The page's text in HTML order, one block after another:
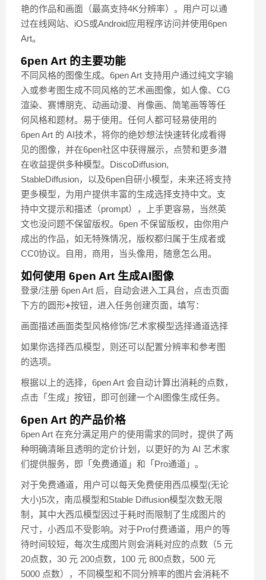
艳的作品和画面（最高支持4K分辨率）。用户可以通
过在线网站、iOS或Android应用程序访问并使用6pen
Art。
6pen Art 的主要功能
不同风格的图像生成。6pen Art 支持用户通过纯文字输
入或参考图生成不同风格的艺术画图像，如人像、CG
渲染、赛博朋克、动画动漫、肖像画、简笔画等等任
何风格和题材。易于使用。任何人都可轻易使用的
6pen Art 的 AI技术，将你的绝妙想法快速转化成看得
见的图像，并在6pen社区中获得展示，点赞和更多潜
在收益提供多种模型。DiscoDiffusion,
StableDiffusion，以及6pen自研小模型，未来还将支持
更多模型，为用户提供丰富的生成选择支持中文。支
持中文提示和描述（prompt），上手更容易，当然英
文也没问题不保留版权。6pen 不保留版权，由你用户
成出的作品，如无特殊情况，版权都归属于生成者或
CC0协议。自用，商用，当头像用，随意怎么用。
如何使用 6pen Art 生成AI图像
登录/注册 6pen Art 后，自动会进入工具台，点击页面
下方的圆形+按钮，进入任务创建页面，填写：
画面描述画面类型风格修饰/艺术家模型选择通道选择
如果你选择西瓜模型，则还可以配置分辨率和参考图
的选项。
根据以上的选择，6pen Art 会自动计算出消耗的点数，
点击「生成」按钮，即可创建一个AI图像生成任务。
6pen Art 的产品价格
6pen Art 在充分满足用户的使用需求的同时，提供了两
种明确清晰且透明的定价计划，以更好的为 AI 艺术家
们提供服务，即「免费通道」和「Pro通道」。
对于免费通道，用户可以每天免费使用西瓜模型(无论
大小)5次，南瓜模型和Stable Diffusion模型次数无限
制，其中大西瓜模型因过于耗时而限制了生成图片的
尺寸，小西瓜不受影响。对于Pro付费通道，用户的等
待时间较短，每次生成图片则会消耗对应的点数（5 元
20点数，30 元 200点数，100 元 800点数，500 元
5000 点数），不同模型和不同分辨率的图片会消耗不